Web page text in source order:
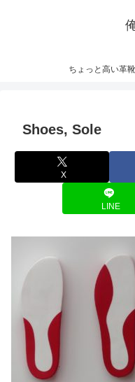
ちょっと高い革
Shoes, Sole
X
LINE